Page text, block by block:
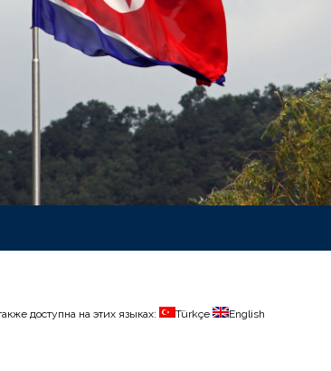
доступна на этих языках: Türkçe English